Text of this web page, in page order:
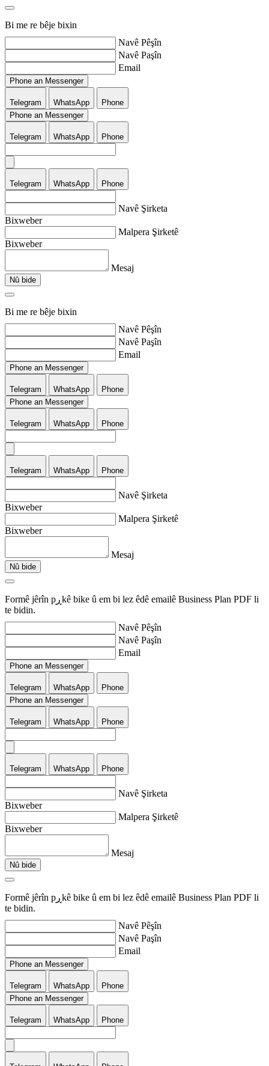
Bi me re bêje bixin
Navê Pêşîn
Navê Paşîn
Email
Phone an Messenger
Telegram WhatsApp
Phone
Phone an Messenger
Telegram WhatsApp Phone
Telegram WhatsApp Phone
Navê Şirketa
Bixweber
Malpera Şirketê
Bixweber
Mesaj
Nû bide
Bi me re bêje bixin
Navê Pêşîn
Navê Paşîn
Email
Phone an Messenger
Telegram WhatsApp
Phone
Phone an Messenger
Telegram WhatsApp Phone
Telegram WhatsApp Phone
Navê Şirketa
Bixweber
Malpera Şirketê
Bixweber
Mesaj
Nû bide
Formê jêrîn pڕkê bike û em bi lez êdê emailê Business Plan PDF li
te bidin.
Navê Pêşîn
Navê Paşîn
Email
Phone an Messenger
Telegram WhatsApp
Phone
Phone an Messenger
Telegram WhatsApp Phone
Telegram WhatsApp Phone
Navê Şirketa
Bixweber
Malpera Şirketê
Bixweber
Mesaj
Nû bide
Formê jêrîn pڕkê bike û em bi lez êdê emailê Business Plan PDF li
te bidin.
Navê Pêşîn
Navê Paşîn
Email
Phone an Messenger
Telegram WhatsApp
Phone
Phone an Messenger
Telegram WhatsApp Phone